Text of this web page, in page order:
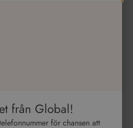
från Global!
för chansen att